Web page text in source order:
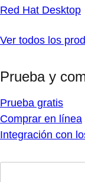
Red Hat Desktop
Ver todos los
Prueba y
Prueba gratis
Comprar en línea
Integración con